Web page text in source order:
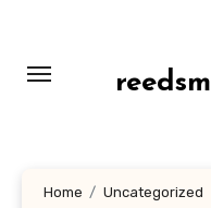
konten
Home
Uncategorized